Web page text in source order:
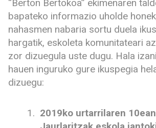
“Berton Bertokoa” ekimenaren
bapateko informazio uholde
nahasmen nabaria sortu duela
hargatik, eskoleta komunitateari
zor dizuegula uste dugu. Hala
hauen inguruko gure ikuspegia
dizuegu:
2019ko urtarrilaren